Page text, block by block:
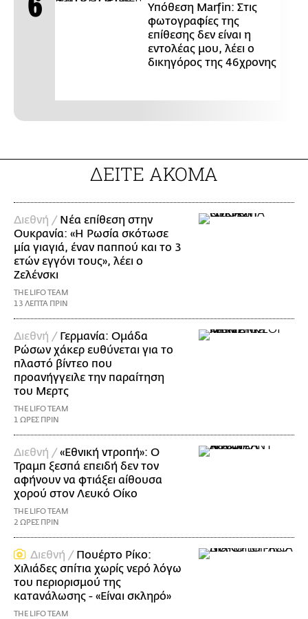
Υπόθεση Marfin: Στις
φωτογραφίες της
επίθεσης δεν είναι η
εντολέας μου, λέει ο
δικηγόρος της 46χρονης
ΔΕΙΤΕ ΑΚΟΜΑ
Διεθνή / Νέα επίθεση στην
Ουκρανία: «Η Ρωσία σκότωσε
μία γιαγιά, έναν παππού και το 3
ετών εγγόνι τους», λέει ο
Ζελένσκι
THE LIFO TEAM
13 ΛΕΠΤΑ ΠΡΙΝ
Διεθνή / Γερμανία: Ομάδα
Ρώσων χάκερ ευθύνεται για το
πλαστό βίντεο που
προανήγγειλε την παραίτηση
του Μερτς
THE LIFO TEAM
1 ΩΡΕΣ ΠΡΙΝ
Διεθνή /«Εθνική ντροπή»: Ο
Τραμπ ξεσπά επειδή δεν τον
αφήνουν να φτιάξει αίθουσα
χορού στον Λευκό Οίκο
THE LIFO TEAM
2 ΩΡΕΣ ΠΡΙΝ
Διεθνή / Πουέρτο Ρίκο:
Χιλιάδες σπίτια χωρίς νερό λόγω
του περιορισμού της
κατανάλωσης - «Είναι σκληρό»
THE LIFO TEAM